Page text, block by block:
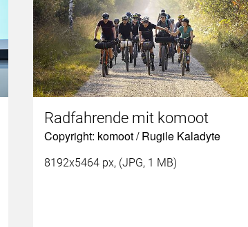
Radfahrende mit komoot
Copyright: komoot / Rugile Kaladyte
8192x5464 px, (JPG, 1 MB)